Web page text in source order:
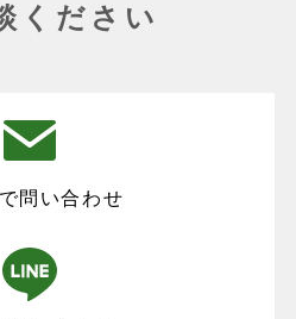
ください
問い合わせ